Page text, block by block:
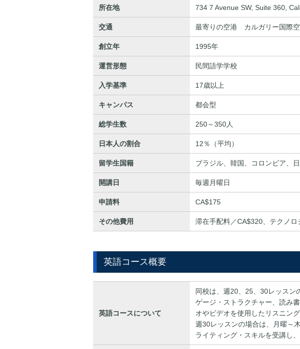
所在地 734 7 Avenue SW, Suite 360,
交通 最寄りの空港 カルガリー国際
創立年 1995年
運営形態 民間語学学校
入学基準 17歳以上
キャンパス 都会型
総学生数 250～350人
日本人の割合 12％（平均）
留学生国籍 ブラジル、韓国、コロンビア、
開講日 毎週月曜日
申請料 CA$175
その他費用 滞在手配料／CA$320、テクノロ
英語コース概要
英語コースについて
同校は、週20、25、30レッスン
ゲージ・ストラクチャー、読み
オやビデオを使用したリスニン
週30レッスンの場合は、月曜～
ライティング・スキルを受講し